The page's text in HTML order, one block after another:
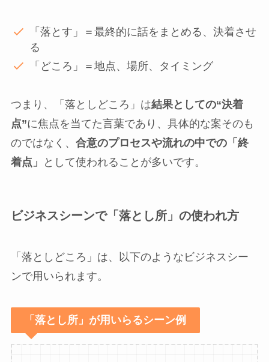
「落とす」＝最終的に話をまとめる、決着させ
る
「どころ」＝地点、場所、タイミング
つまり、「落としどころ」は結果としての“決着
点”に焦点を当てた言葉であり、具体的な案そのも
のではなく、 合意のプロセスや流れの中での「終
着点」
として使われることが多いです。
ビジネスシーンで「落とし所」の使われ方
「落としどころ」は、以下のようなビジネスシー
ンで用いられます。
「落とし所」が用いらるシーン例